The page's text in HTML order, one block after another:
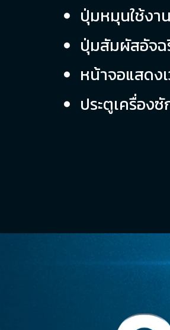
ปุ่มหมุนใช้งา
ปุ่มสัมผัสอัจฉ
หน้าจอแสดง
ประตูเครื่อง